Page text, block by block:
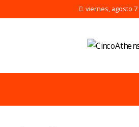
viernes, agosto 7